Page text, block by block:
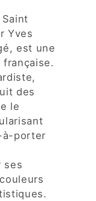
Yves
est une
française.
des
le
à-porter
ses